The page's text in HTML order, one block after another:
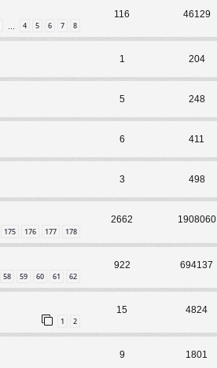
… 4 5 6 7 8
116 46129
1 204
5 248
6 411
3 498
175 176 177 178
2662 1908060
58 59 60 61 62
922 694137
1 2
15 4824
9 1801